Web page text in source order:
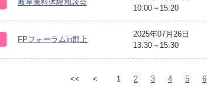
岐阜無料体験相談会
10:00～15:20
FPフォーラムin郡上
2025年07月26日
13:30～15:30
<< < 1 2 3 4 5 6